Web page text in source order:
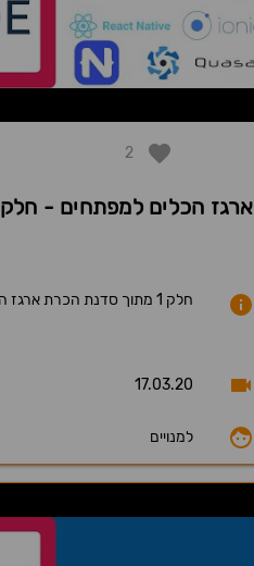
2
ארגז הכלים למפתחים - חלק 1 - ES6
חלק 1 מתוך סדנת הכרת ארגז הכלים למפתחים
17.03.20
למנויים